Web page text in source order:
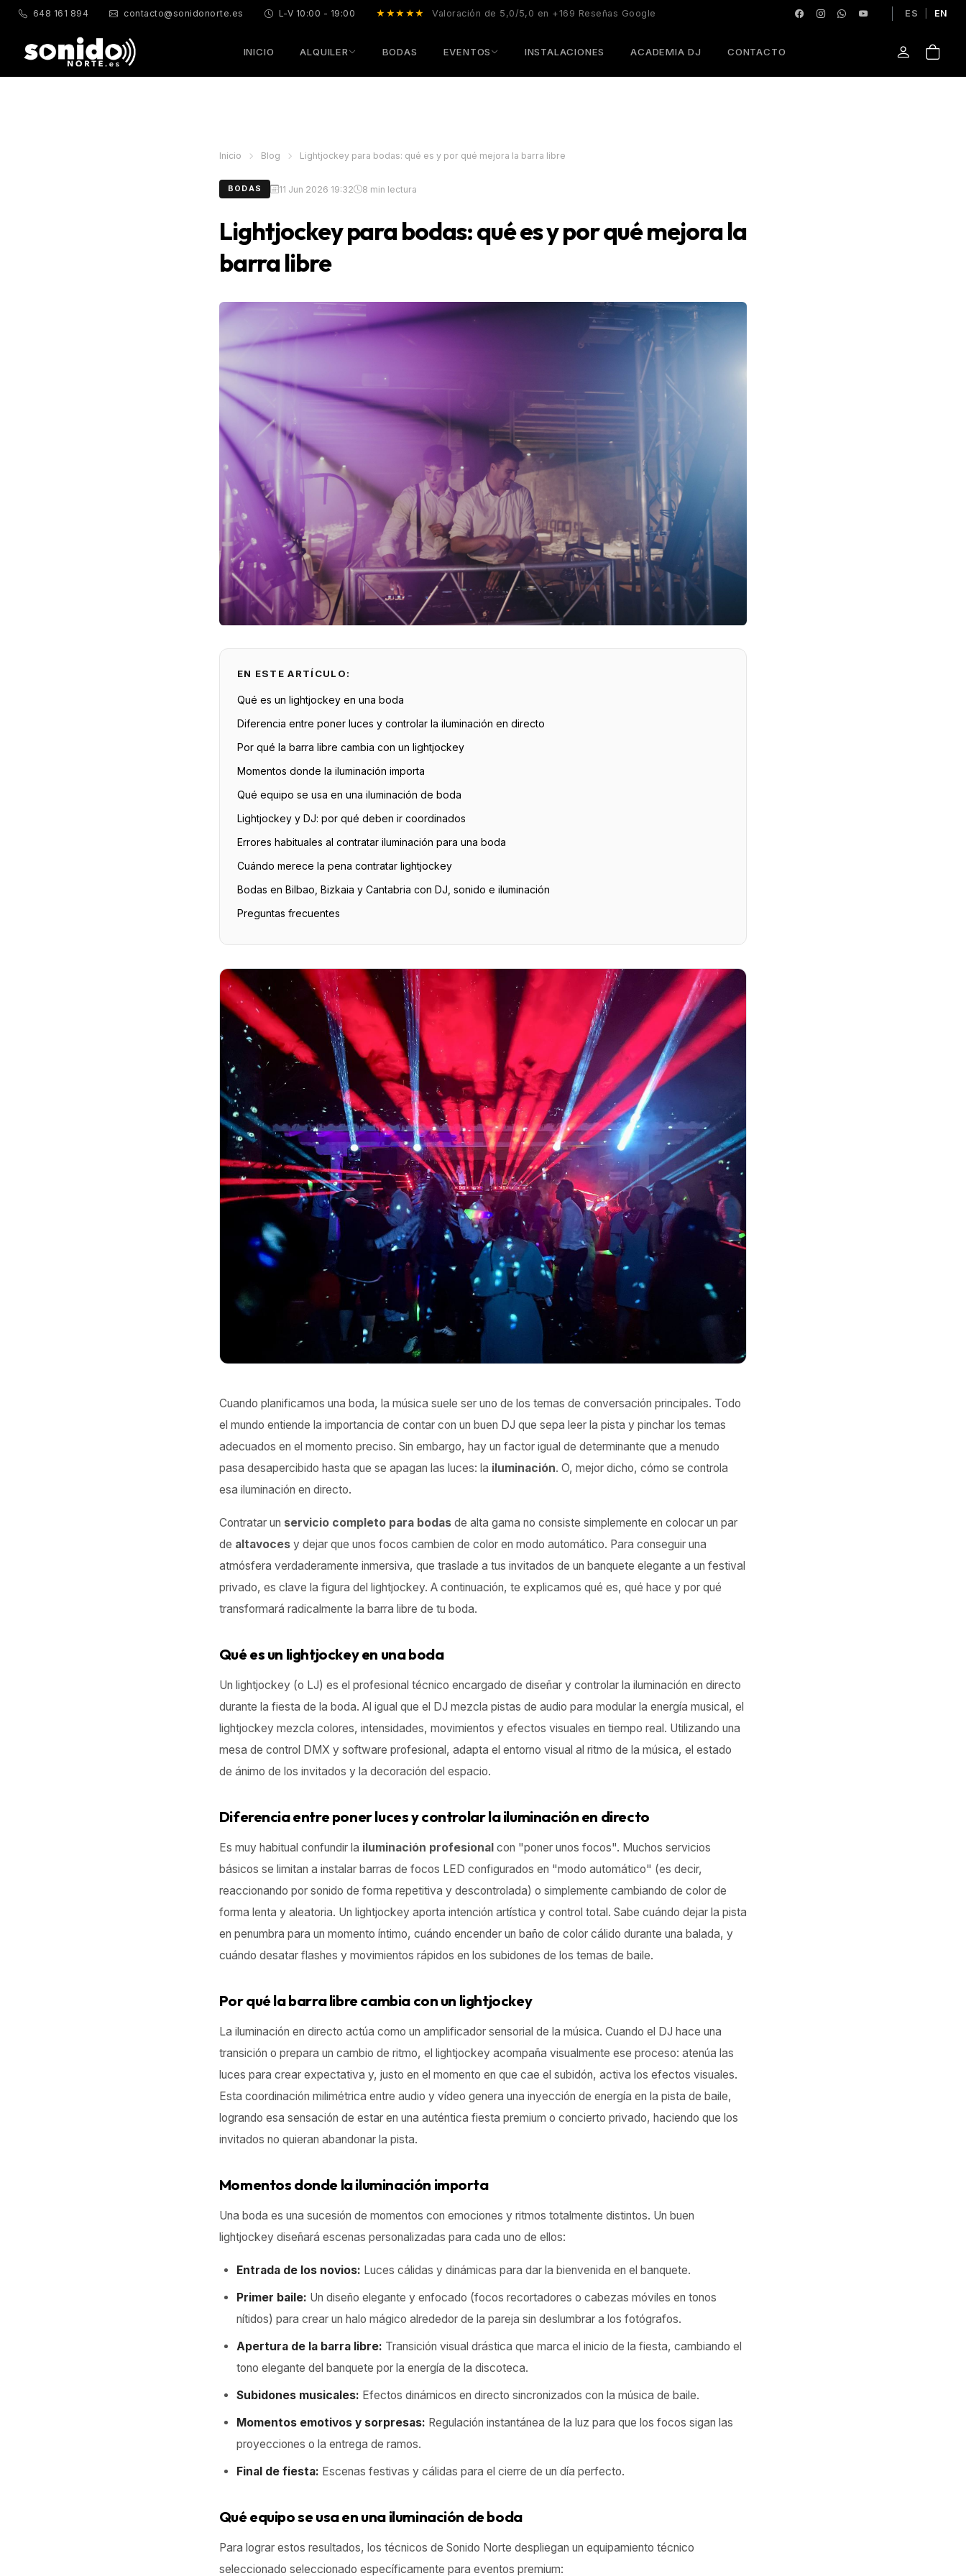
648 161 894 contacto@sonidonorte.es L-V 10:00 - 19:00 ★★★★★ Valoración de 5,0/5,0 en +169 Reseñas Google ES EN
INICIO ALQUILER BODAS EVENTOS INSTALACIONES ACADEMIA DJ CONTACTO
Inicio Blog Lightjockey para bodas: qué es y por qué mejora la barra libre
BODAS 11 Jun 2026 19:32 8 min lectura
Lightjockey para bodas: qué es y por qué mejora la
barra libre
EN ESTE ARTÍCULO:
Qué es un lightjockey en una boda
Diferencia entre poner luces y controlar la iluminación en directo
Por qué la barra libre cambia con un lightjockey
Momentos donde la iluminación importa
Qué equipo se usa en una iluminación de boda
Lightjockey y DJ: por qué deben ir coordinados
Errores habituales al contratar iluminación para una boda
Cuándo merece la pena contratar lightjockey
Bodas en Bilbao, Bizkaia y Cantabria con DJ, sonido e iluminación
Preguntas frecuentes
Cuando planificamos una boda, la música suele ser uno de los temas de conversación principales. Todo
el mundo entiende la importancia de contar con un buen DJ que sepa leer la pista y pinchar los temas
adecuados en el momento preciso. Sin embargo, hay un factor igual de determinante que a menudo
pasa desapercibido hasta que se apagan las luces: la iluminación. O, mejor dicho, cómo se controla
esa iluminación en directo.
Contratar un servicio completo para bodasde alta gama no consiste simplemente en colocar un par
de altavocesy dejar que unos focos cambien de color en modo automático. Para conseguir una
atmósfera verdaderamente inmersiva, que traslade a tus invitados de un banquete elegante a un festival
privado, es clave la figura del lightjockey. A continuación, te explicamos qué es, qué hace y por qué
transformará radicalmente la barra libre de tu boda.
Qué es un lightjockey en una boda
Un lightjockey (o LJ) es el profesional técnico encargado de diseñar y controlar la iluminación en directo
durante la fiesta de la boda. Al igual que el DJ mezcla pistas de audio para modular la energía musical, el
lightjockey mezcla colores, intensidades, movimientos y efectos visuales en tiempo real. Utilizando una
mesa de control DMX y software profesional, adapta el entorno visual al ritmo de la música, el estado
de ánimo de los invitados y la decoración del espacio.
Diferencia entre poner luces y controlar la iluminación en directo
Es muy habitual confundir la iluminación profesional con "poner unos focos". Muchos servicios
básicos se limitan a instalar barras de focos LED configurados en "modo automático" (es decir,
reaccionando por sonido de forma repetitiva y descontrolada) o simplemente cambiando de color de
forma lenta y aleatoria. Un lightjockey aporta intención artística y control total. Sabe cuándo dejar la pista
en penumbra para un momento íntimo, cuándo encender un baño de color cálido durante una balada, y
cuándo desatar flashes y movimientos rápidos en los subidones de los temas de baile.
Por qué la barra libre cambia con un lightjockey
La iluminación en directo actúa como un amplificador sensorial de la música. Cuando el DJ hace una
transición o prepara un cambio de ritmo, el lightjockey acompaña visualmente ese proceso: atenúa las
luces para crear expectativa y, justo en el momento en que cae el subidón, activa los efectos visuales.
Esta coordinación milimétrica entre audio y vídeo genera una inyección de energía en la pista de baile,
logrando esa sensación de estar en una auténtica fiesta premium o concierto privado, haciendo que los
invitados no quieran abandonar la pista.
Momentos donde la iluminación importa
Una boda es una sucesión de momentos con emociones y ritmos totalmente distintos. Un buen
lightjockey diseñará escenas personalizadas para cada uno de ellos:
Entrada de los novios: Luces cálidas y dinámicas para dar la bienvenida en el banquete.
Primer baile: Un diseño elegante y enfocado (focos recortadores o cabezas móviles en tonos
nítidos) para crear un halo mágico alrededor de la pareja sin deslumbrar a los fotógrafos.
Apertura de la barra libre: Transición visual drástica que marca el inicio de la fiesta, cambiando el
tono elegante del banquete por la energía de la discoteca.
Subidones musicales: Efectos dinámicos en directo sincronizados con la música de baile.
Momentos emotivos y sorpresas: Regulación instantánea de la luz para que los focos sigan las
proyecciones o la entrega de ramos.
Final de fiesta: Escenas festivas y cálidas para el cierre de un día perfecto.
Qué equipo se usa en una iluminación de boda
Para lograr estos resultados, los técnicos de Sonido Norte despliegan un equipamiento técnico
seleccionado seleccionado específicamente para eventos premium: